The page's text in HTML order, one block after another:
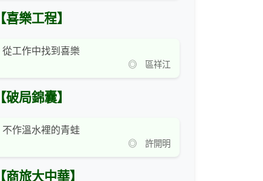
【喜樂工程】
從工作中找到喜樂
◎ 區祥江
【破局錦囊】
不作溫水裡的青蛙
◎ 許開明
【商旅大中華】